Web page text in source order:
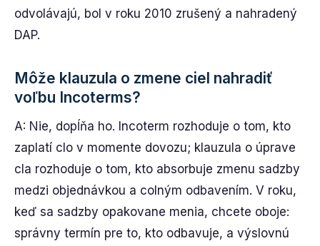
odvolávajú, bol v roku 2010 zrušený a nahradený
DAP.
Môže klauzula o zmene ciel nahradiť
voľbu Incoterms?
A: Nie, dopĺňa ho. Incoterm rozhoduje o tom, kto
zaplatí clo v momente dovozu; klauzula o úprave
cla rozhoduje o tom, kto absorbuje zmenu sadzby
medzi objednávkou a colným odbavením. V roku,
keď sa sadzby opakovane menia, chcete oboje:
správny termín pre to, kto odbavuje, a výslovnú